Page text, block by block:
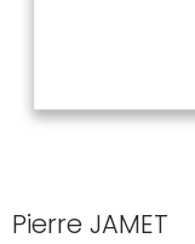
Pierre JAMET